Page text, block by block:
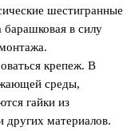
шестигранные
барашковая в силу
крепеж. В
среды,
гайки из
других материалов.